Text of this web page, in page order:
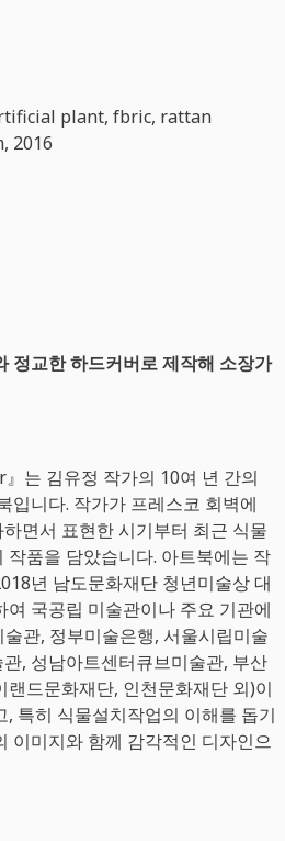
plant, fbric, rattan
2016
정교한 하드커버로 제작해 소장가
는 김유정 작가의 10여 년 간의
입니다. 작가가 프레스코 회벽에
면서 표현한 시기부터 최근 식물
작품을 담았습니다. 아트북에는 작
년 남도문화재단 청년미술상 대
국공립 미술관이나 주요 기관에
관, 정부미술은행, 서울시립미술
, 성남아트센터큐브미술관, 부산
드문화재단, 인천문화재단 외)이
특히 식물설치작업의 이해를 돕기
이미지와 함께 감각적인 디자인으